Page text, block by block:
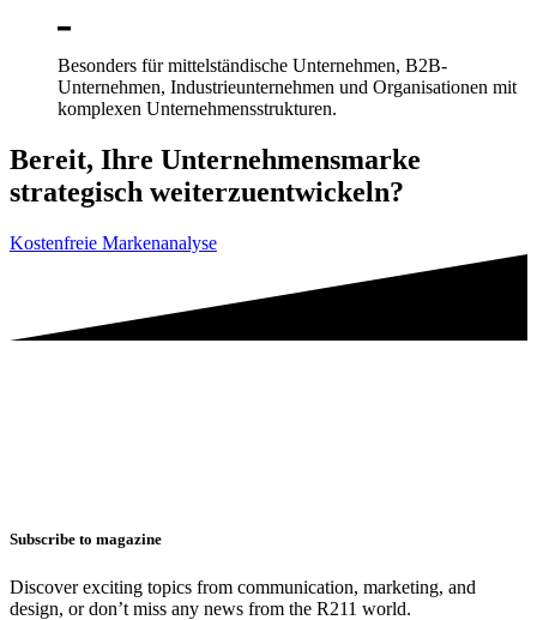
Besonders für mittelständische Unternehmen, B2B-
Unternehmen, Industrieunternehmen und Organisationen mit
komplexen Unternehmensstrukturen.
Bereit, Ihre Unternehmensmarke
strategisch weiterzuentwickeln?
Kostenfreie Markenanalyse
Subscribe to magazine
Discover exciting topics from communication, marketing, and
design, or don’t miss any news from the R211 world.